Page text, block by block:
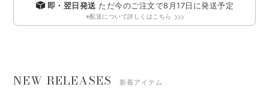
即・翌日発送 ただ今のご注文で8月17日 に発送予定
※配送について詳しくはこちら
NEW RELEASES 新着アイテム